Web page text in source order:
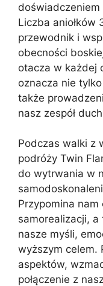
doświadczeniem
Liczba aniołków
przewodnik i
obecności
otacza w każdej
oznacza nie
także
nasz zespół
Podczas walki z
podróży Twin
do wytrwania w
Przypomina
samorealizacji,
nasze myśli,
wyższym celem.
aspektów,
połączenie z